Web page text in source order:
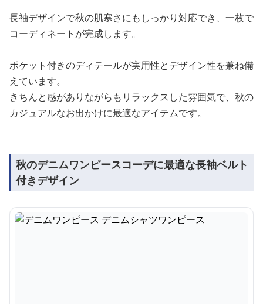
長袖デザインで秋の肌寒さにもしっかり対応でき、一枚で
コーディネートが完成します。
ポケット付きのディテールが実用性とデザイン性を兼ね備
えています。
きちんと感がありながらもリラックスした雰囲気で、秋の
カジュアルなお出かけに最適なアイテムです。
秋のデニムワンピースコーデに最適な長袖ベルト
付きデザイン